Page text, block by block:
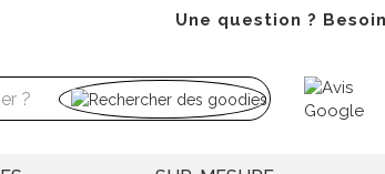
Une question ?